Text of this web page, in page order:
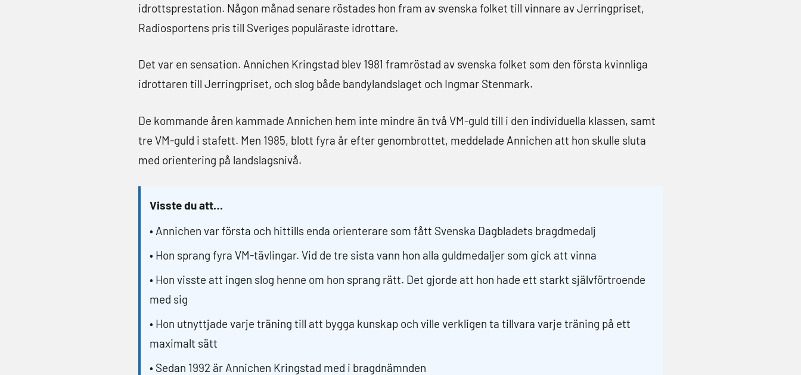
idrottsprestation. Någon månad senare röstades hon fram av svenska folket till vinnare av Jerringpriset,
Radiosportens pris till Sveriges populäraste idrottare.
Det var en sensation. Annichen Kringstad blev 1981 framröstad av svenska folket som den första kvinnliga
idrottaren till Jerringpriset, och slog både bandylandslaget och Ingmar Stenmark.
De kommande åren kammade Annichen hem inte mindre än två VM-guld till i den individuella klassen, samt
tre VM-guld i stafett. Men 1985, blott fyra år efter genombrottet, meddelade Annichen att hon skulle sluta
med orientering på landslagsnivå.
Visste du att…
• Annichen var första och hittills enda orienterare som fått Svenska Dagbladets bragdmedalj
• Hon sprang fyra VM-tävlingar. Vid de tre sista vann hon alla guldmedaljer som gick att vinna
• Hon visste att ingen slog henne om hon sprang rätt. Det gjorde att hon hade ett starkt självförtroende
med sig
• Hon utnyttjade varje träning till att bygga kunskap och ville verkligen ta tillvara varje träning på ett
maximalt sätt
• Sedan 1992 är Annichen Kringstad med i bragdnämnden